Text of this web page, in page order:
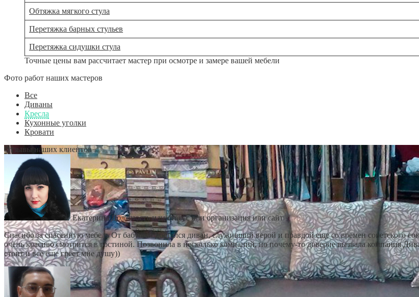
Обтяжка мягкого стула
Перетяжка барных стульев
Перетяжка сидушки стула
Точные цены вам рассчитает мастер при осмотре и замере вашей мебели
Фото работ наших мастеров
Все
Диваны
Кресла
Кухонные уголки
Кровати
Отзывы наших клиентов
Екатерина Должность или статус или организация или сайт
Спасибо за спасенную мебель От бабушки достался диван, служивший верой и правдой еще со времен советского
очень красиво смотрится в гостиной. Позвонила в несколько компаний, но почему-то доверие вызвала компания
стоит и все еще греет мне душу))